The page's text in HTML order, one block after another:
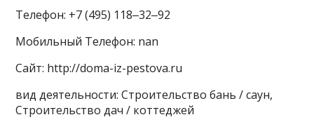
Телефон: +7 (495) 118‒32‒92
Мобильный Телефон: nan
Сайт: http://doma-iz-pestova.ru
вид деятельности: Строительство бань / саун,
Строительство дач / коттеджей